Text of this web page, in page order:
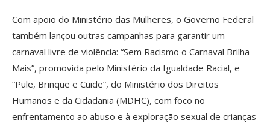
Com apoio do Ministério das Mulheres, o Governo Federal
também lançou outras campanhas para garantir um
carnaval livre de violência: “Sem Racismo o Carnaval Brilha
Mais”, promovida pelo Ministério da Igualdade Racial, e
“Pule, Brinque e Cuide”, do Ministério dos Direitos
Humanos e da Cidadania (MDHC), com foco no
enfrentamento ao abuso e à exploração sexual de crianças